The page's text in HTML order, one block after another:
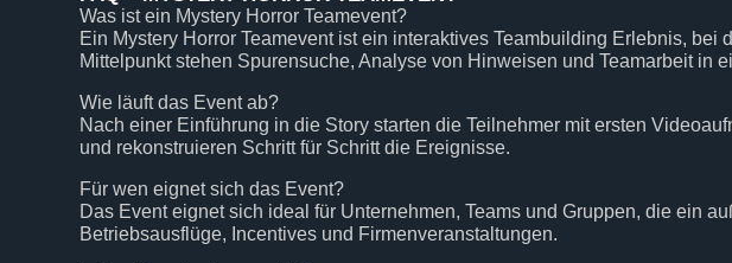
Was ist ein Mystery Horror Teamevent?
Ein Mystery Horror Teamevent ist ein interaktives Teambuilding Erlebnis,
Mittelpunkt stehen Spurensuche, Analyse von Hinweisen und Teamarbeit in
Wie läuft das Event ab?
Nach einer Einführung in die Story starten die Teilnehmer mit ersten
und rekonstruieren Schritt für Schritt die Ereignisse.
Für wen eignet sich das Event?
Das Event eignet sich ideal für Unternehmen, Teams und Gruppen, die ein
Betriebsausflüge, Incentives und Firmenveranstaltungen.